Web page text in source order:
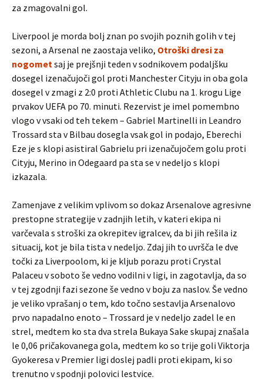
za zmagovalni gol.
Liverpool je morda bolj znan po svojih poznih golih v tej
sezoni, a Arsenal ne zaostaja veliko, Otroški dresi za
nogometsaj je prejšnji teden v sodnikovem podaljšku
dosegel izenačujoči gol proti Manchester Cityju in oba gola
dosegel v zmagi z 2:0 proti Athletic Clubu na 1. krogu Lige
prvakov UEFA po 70. minuti. Rezervist je imel pomembno
vlogo v vsaki od teh tekem – Gabriel Martinelli in Leandro
Trossard sta v Bilbau dosegla vsak gol in podajo, Eberechi
Eze je s klopi asistiral Gabrielu pri izenačujočem golu proti
Cityju, Merino in Odegaard pa sta se v nedeljo s klopi
izkazala.
Zamenjave z velikim vplivom so dokaz Arsenalove agresivne
prestopne strategije v zadnjih letih, v kateri ekipa ni
varčevala s stroški za okrepitev igralcev, da bi jih rešila iz
situacij, kot je bila tista v nedeljo. Zdaj jih to uvršča le dve
točki za Liverpoolom, ki je kljub porazu proti Crystal
Palaceu v soboto še vedno vodilni v ligi, in zagotavlja, da so
v tej zgodnji fazi sezone še vedno v boju za naslov. Še vedno
je veliko vprašanj o tem, kdo točno sestavlja Arsenalovo
prvo napadalno enoto – Trossard je v nedeljo zadel le en
strel, medtem ko sta dva strela Bukaya Sake skupaj znašala
le 0,06 pričakovanega gola, medtem ko so trije goli Viktorja
Gyokeresa v Premier ligi doslej padli proti ekipam, ki so
trenutno v spodnji polovici lestvice.